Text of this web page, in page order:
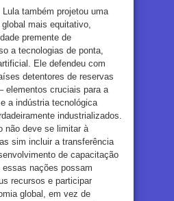
também projetou uma
mais equitativo,
premente de
a tecnologias de ponta,
Ele defendeu com
detentores de reservas
elementos cruciais para a
a indústria tecnológica
industrializados.
não deve se limitar à
sim incluir a transferência
de capacitação
essas nações possam
recursos e participar
global, em vez de